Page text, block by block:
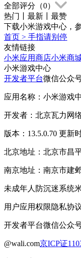
全部评分（0）
热门
最新
最赞
下载小米游戏中心，
首页 > 手指请别停
友情链接
小米应用商店小米商
小米游戏中心
开发者平台微信公众
应用名称：小米游戏
开发者：北京瓦力网
版本：13.5.0.70 更新
北京地址：北京市昌
南京地址：南京市建
未成年人防沉迷系统
用户应用权限隐私协
开发者平台微信公众
@wali.com京ICP证